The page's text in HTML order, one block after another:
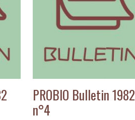
PROBIO Bulletin 1982
n°4